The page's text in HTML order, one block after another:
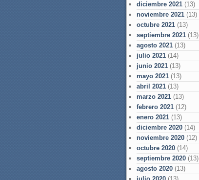
diciembre 2021 (13)
noviembre 2021 (13)
octubre 2021 (13)
septiembre 2021 (13)
agosto 2021 (13)
julio 2021 (14)
junio 2021 (13)
mayo 2021 (13)
abril 2021 (13)
marzo 2021 (13)
febrero 2021 (12)
enero 2021 (13)
diciembre 2020 (14)
noviembre 2020 (12)
octubre 2020 (14)
septiembre 2020 (13)
agosto 2020 (13)